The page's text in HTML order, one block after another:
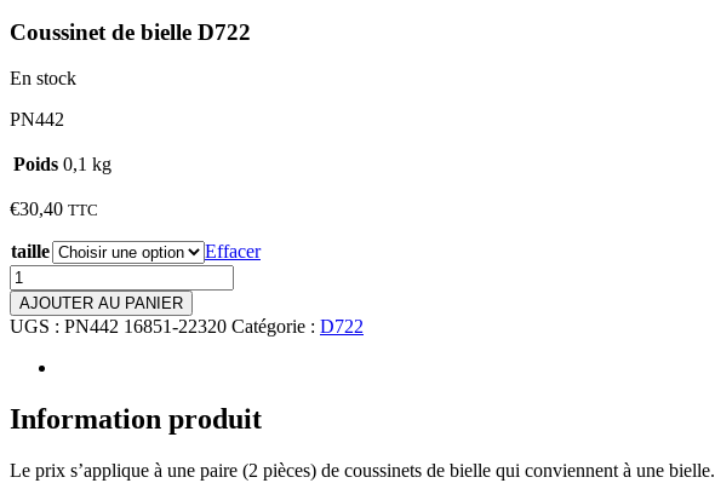
Coussinet de bielle D722
En stock
PN442
Poids 0,1 kg
€30,40 TTC
taille
Effacer
quantité
de
Coussinet
de
bielle
AJOUTER AU PANIER
UGS : PN442 16851-22320 Catégorie : D722
Information produit
Le prix s’applique à une paire (2 pièces) de coussinets de bielle qui conviennent à une bielle.